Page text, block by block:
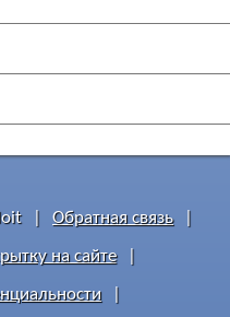
Обратная связь
на сайте